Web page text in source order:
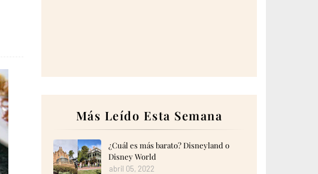
Más Leído Esta Semana
¿Cuál es más barato? Disneyland o
Disney World
abril 05, 2022